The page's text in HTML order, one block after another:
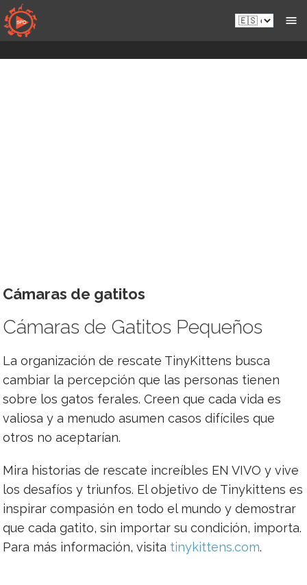
Saltar
al
contenido
Es.sportsmansparadiseonline.com
Cámaras de gatitos
Cámaras de Gatitos Pequeños
La organización de rescate TinyKittens busca
cambiar la percepción que las personas tienen
sobre los gatos ferales. Creen que cada vida es
valiosa y a menudo asumen casos difíciles que
otros no aceptarían.
Mira historias de rescate increíbles EN VIVO y vive
los desafíos y triunfos. El objetivo de Tinykittens es
inspirar compasión en todo el mundo y demostrar
que cada gatito, sin importar su condición, importa.
Para más información, visita tinykittens.com.